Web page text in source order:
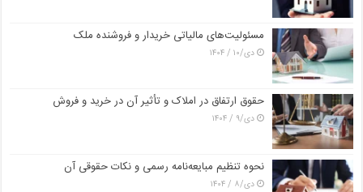
مسئولیت‌های مالیاتی خریدار و فروشنده ملک
دی/۱۰ / ۱۴۰۴
حقوق ارتفاق در املاک و تأثیر آن در خرید و فروش
دی/۹ / ۱۴۰۴
نحوه تنظیم مبایعه‌نامه رسمی و نکات حقوقی آن
دی/۸ / ۱۴۰۴